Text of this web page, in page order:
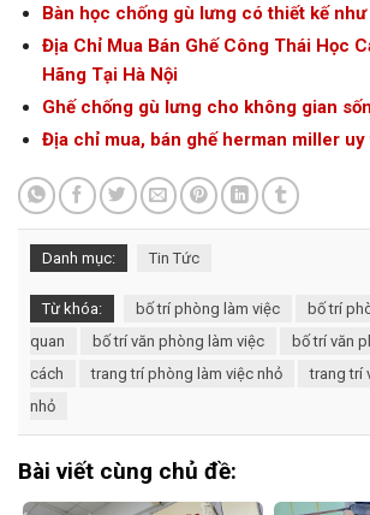
Bàn học chống gù lưng có thiết kế như
Địa Chỉ Mua Bán Ghế Công Thái Học
Hãng Tại Hà Nội
Ghế chống gù lưng cho không gian
Địa chỉ mua, bán ghế herman miller uy
Danh mục: Tin Tức
Từ khóa: bố trí phòng làm việc
bố trí
quan
bố trí văn phòng làm việc
bố trí văn
cách
trang trí phòng làm việc nhỏ
trang trí
nhỏ
Bài viết cùng chủ đề: